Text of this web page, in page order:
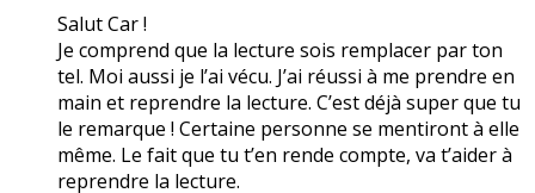
Salut Car !
Je comprend que la lecture sois remplacer par ton
tel. Moi aussi je l’ai vécu. J’ai réussi à me prendre en
main et reprendre la lecture. C’est déjà super que tu
le remarque ! Certaine personne se mentiront à elle
même. Le fait que tu t’en rende compte, va t’aider à
reprendre la lecture.